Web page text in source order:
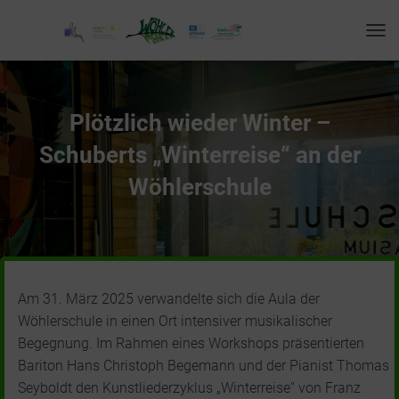
O
G
G
A
T
I
Plötzlich wieder Winter –
Schuberts „Winterreise“ an der
Wöhlerschule
Am 31. März 2025 verwandelte sich die Aula der
Wöhlerschule in einen Ort intensiver musikalischer
Begegnung. Im Rahmen eines Workshops präsentierten
Bariton Hans Christoph Begemann und der Pianist Thomas
Seyboldt den Kunstliederzyklus „Winterreise“ von Franz